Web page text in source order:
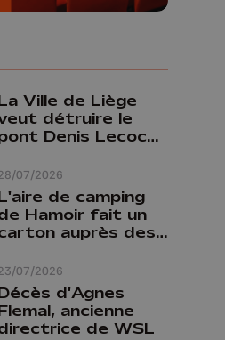
07/2026
Ville de Liège
détruire le
Denis Lecocq
pour le
07/2026
de camping
Hamoir fait un
auprès des
d'Agnes
ancienne
de WSL